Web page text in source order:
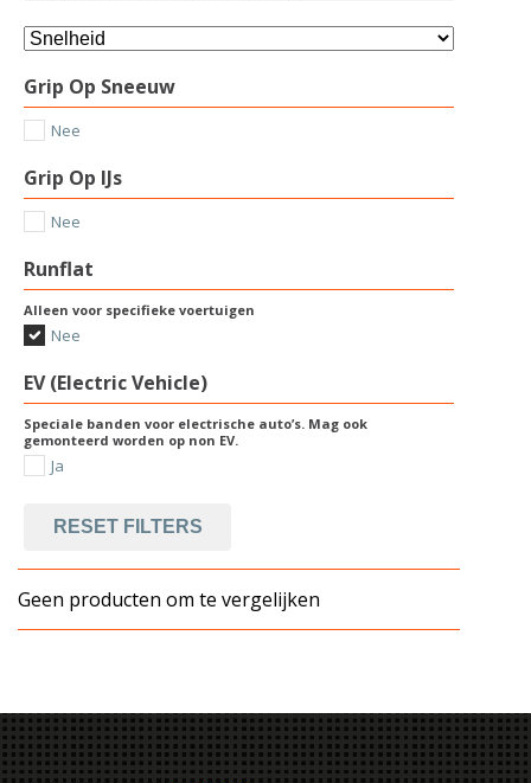
Grip Op Sneeuw
Nee
Grip Op IJs
Nee
Runflat
Alleen voor specifieke voertuigen
Nee
EV (Electric Vehicle)
Speciale banden voor electrische auto’s. Mag ook
gemonteerd worden op non EV.
Ja
RESET FILTERS
Geen producten om te vergelijken